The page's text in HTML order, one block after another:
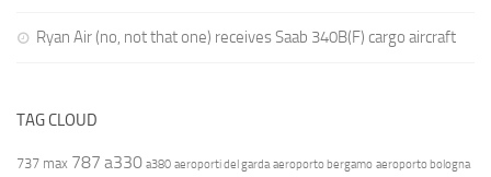
Ryan Air (no, not that one) receives Saab 340B(F) cargo aircraft
TAG CLOUD
737 max 787 a330 a380 aeroporti del garda aeroporto bergamo aeroporto bologna